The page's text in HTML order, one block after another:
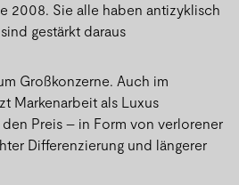
2008. Sie alle haben antizyklisch
gestärkt daraus
Großkonzerne. Auch im
Markenarbeit als Luxus
Preis – in Form von verlorener
Differenzierung und längerer